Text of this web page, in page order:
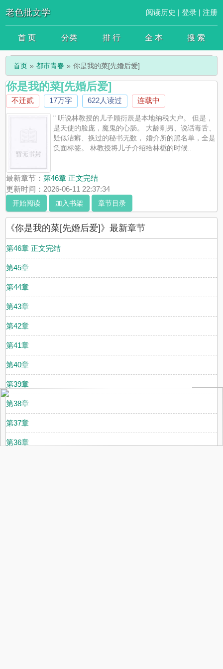
老色批文学 阅读历史 | 登录| 注册
首 页 分类 排 行 全 本 搜 索
.
首页 都市青春 你是我的菜[先婚后爱]
你是我的菜[先婚后爱]
不迁贰 17万字 622人读过 连载中
" 听说林教授的儿子顾衍辰是本地纳税大户。 但是，
是天使的脸庞，魔鬼的心肠。 大龄剩男、说话毒舌、
疑似洁癖、换过的秘书无数， 婚介所的黑名单，全是
负面标签。 林教授将儿子介绍给林栀的时候..
最新章节：第46章 正文完结
更新时间：2026-06-11 22:37:34
开始阅读 加入书架 章节目录
《你是我的菜[先婚后爱]》最新章节
第46章 正文完结
第45章
第44章
第43章
第42章
第41章
第40章
第39章
第38章
第37章
第36章
.